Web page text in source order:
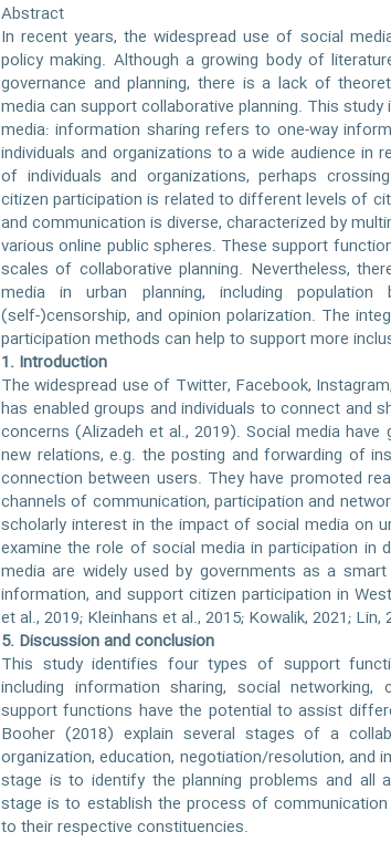
Abstract
In recent years, the widespread use of social
policy making. Although a growing body of
governance and planning, there is a lack of
media can support collaborative planning. This
media: information sharing refers to one-way
individuals and organizations to a wide audience in
of individuals and organizations, perhaps
citizen participation is related to different levels of
and communication is diverse, characterized by
various online public spheres. These support
scales of collaborative planning. Nevertheless,
media in urban planning, including population
(self-)censorship, and opinion polarization. The
participation methods can help to support more
1. Introduction
The widespread use of Twitter, Facebook,
has enabled groups and individuals to connect and
concerns (Alizadeh et al., 2019). Social media
new relations, e.g. the posting and forwarding of
connection between users. They have promoted
channels of communication, participation and
scholarly interest in the impact of social media on
examine the role of social media in participation in
media are widely used by governments as a
information, and support citizen participation in
et al., 2019; Kleinhans et al., 2015; Kowalik, 2021;
5. Discussion and conclusion
This study identifies four types of support
including information sharing, social
support functions have the potential to assist
Booher (2018) explain several stages of a
organization, education, negotiation/resolution, and
stage is to identify the planning problems and all
stage is to establish the process of
to their respective constituencies.